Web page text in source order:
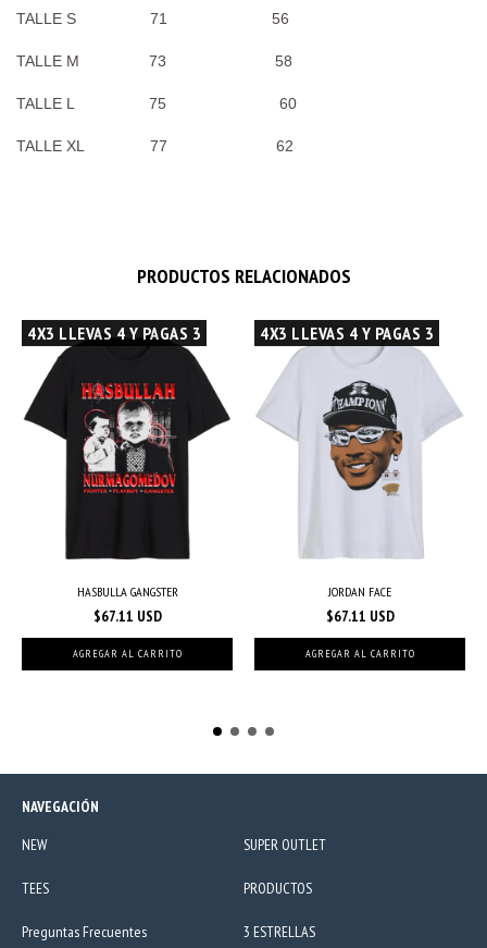
TALLE S 71 56
TALLE M 73 58
TALLE L 75 60
TALLE XL 77 62
PRODUCTOS RELACIONADOS
4X3 LLEVAS 4 Y PAGAS 3
HASBULLA GANGSTER
$67.11 USD
AGREGAR AL CARRITO
4X3 LLEVAS 4 Y PAGAS 3
JORDAN FACE
$67.11 USD
AGREGAR AL CARRITO
NAVEGACIÓN
NEW
SUPER OUTLET
TEES PRODUCTOS
Preguntas Frecuentes 3 ESTRELLAS